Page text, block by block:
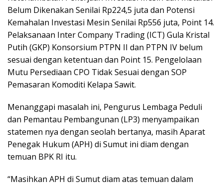
Belum Dikenakan Senilai Rp224,5 juta dan Potensi
Kemahalan Investasi Mesin Senilai Rp556 juta, Point 14.
Pelaksanaan Inter Company Trading (ICT) Gula Kristal
Putih (GKP) Konsorsium PTPN II dan PTPN IV belum
sesuai dengan ketentuan dan Point 15. Pengelolaan
Mutu Persediaan CPO Tidak Sesuai dengan SOP
Pemasaran Komoditi Kelapa Sawit.
Menanggapi masalah ini, Pengurus Lembaga Peduli
dan Pemantau Pembangunan (LP3) menyampaikan
statemen nya dengan seolah bertanya, masih Aparat
Penegak Hukum (APH) di Sumut ini diam dengan
temuan BPK RI itu.
“Masihkan APH di Sumut diam atas temuan dalam